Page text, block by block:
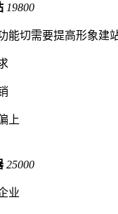
19800
能切需要提高形象建
上
25000
业